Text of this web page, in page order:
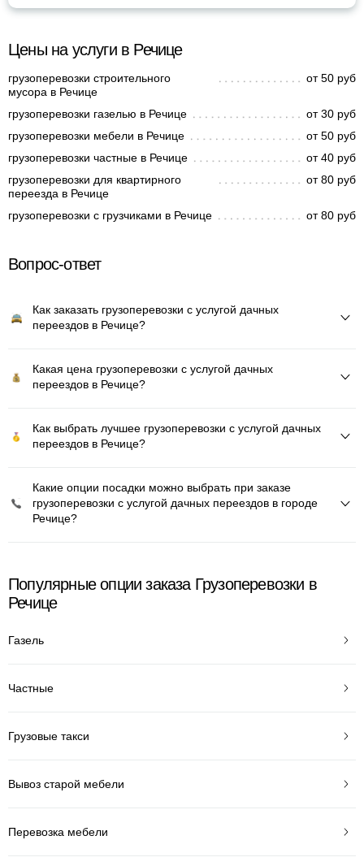
Цены на услуги в Речице
грузоперевозки строительного
мусора в Речице
от 50 руб
грузоперевозки газелью в Речице
от 30 руб
грузоперевозки мебели в Речице
от 50 руб
грузоперевозки частные в Речице
от 40 руб
грузоперевозки для квартирного
переезда в Речице
от 80 руб
грузоперевозки с грузчиками в Речице от 80 руб
Вопрос-ответ
Как заказать грузоперевозки с услугой дачных
переездов в Речице?
Какая цена грузоперевозки с услугой дачных
переездов в Речице?
Как выбрать лучшее грузоперевозки с услугой дачных
переездов в Речице?
Какие опции посадки можно выбрать при заказе
грузоперевозки с услугой дачных переездов в городе
Речице?
Популярные опции заказа Грузоперевозки в
Речице
Газель
Частные
Грузовые такси
Вывоз старой мебели
Перевозка мебели